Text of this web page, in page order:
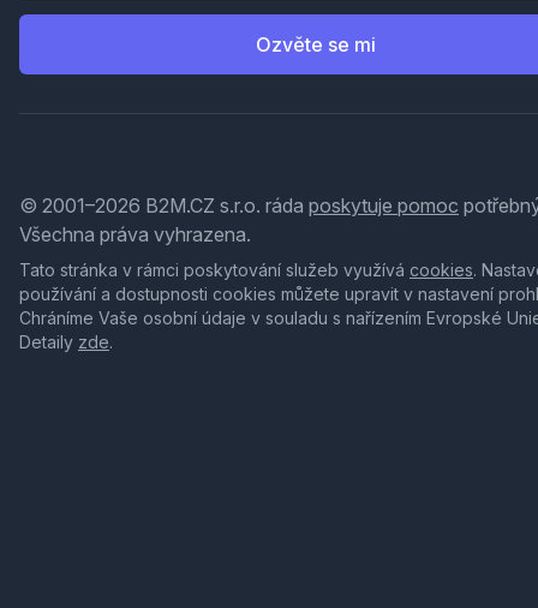
Ozvěte se mi
© 2001–2026 B2M.CZ s.r.o. ráda poskytuje pomoc
Všechna práva vyhrazena.
Tato stránka v rámci poskytování služeb využívá cookies.
používání a dostupnosti cookies můžete upravit v nastavení
Chráníme Vaše osobní údaje v souladu s nařízením Evropské
Detaily zde.